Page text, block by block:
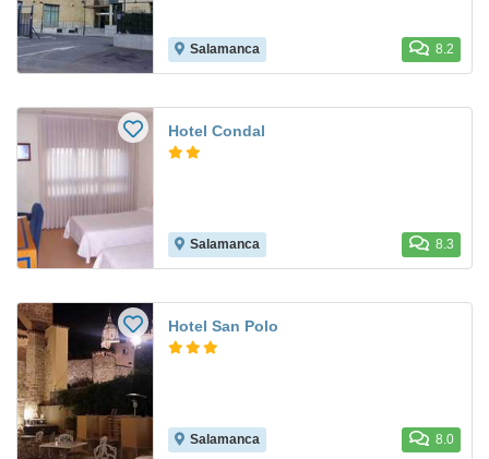
Salamanca 8.2
Hotel Condal
Salamanca 8.3
Hotel San Polo
Salamanca 8.0